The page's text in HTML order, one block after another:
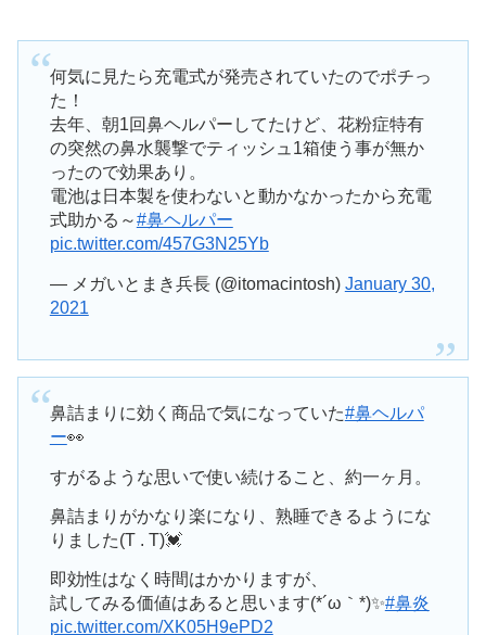
何気に見たら充電式が発売されていたのでポチっ
た！
去年、朝1回鼻ヘルパーしてたけど、花粉症特有
の突然の鼻水襲撃でティッシュ1箱使う事が無か
ったので効果あり。
電池は日本製を使わないと動かなかったから充電
式助かる～#鼻ヘルパー
pic.twitter.com/457G3N25Yb
— メガいとまき兵長 (@itomacintosh) January 30,
2021
鼻詰まりに効く商品で気になっていた#鼻ヘルパ
ー👀
すがるような思いで使い続けること、約一ヶ月。
鼻詰まりがかなり楽になり、熟睡できるようにな
りました(T . T)💓
即効性はなく時間はかかりますが、
試してみる価値はあると思います(*´ω｀*)✨#鼻炎
pic.twitter.com/XK05H9ePD2